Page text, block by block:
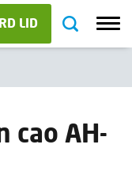
LID
cao AH-